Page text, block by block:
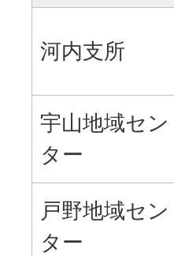
河内支所
宇山地域セン
ター
戸野地域セン
ター